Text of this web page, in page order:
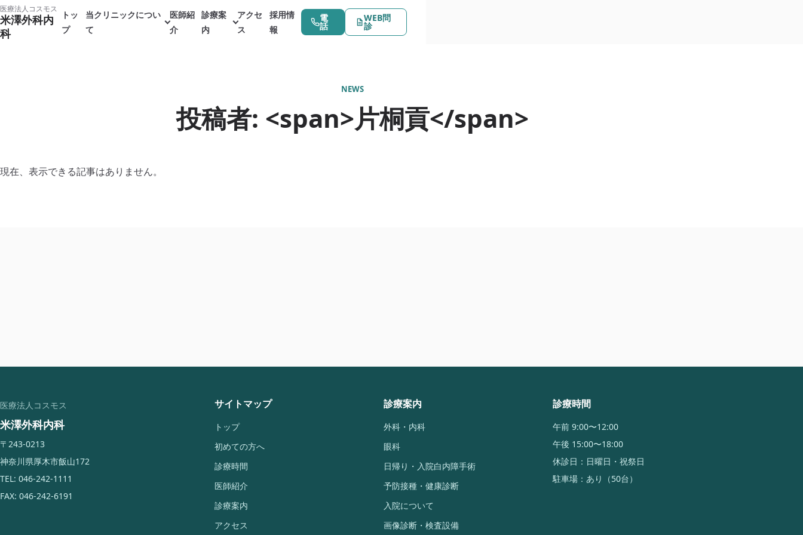
本
文
へ
医療法人コスモス
米澤外科内
科
トッ
プ
当クリニックについ
て
医師紹
介
診療案
内
アクセ
ス
採用情
報
電
話
WEB問
診
NEWS
投稿者: <span>片桐貢</span>
現在、表示できる記事はありません。
医療法人コスモス
米澤外科内科
〒243-0213
神奈川県厚木市飯山172
TEL: 046-242-1111
FAX: 046-242-6191
サイトマップ
トップ
初めての方へ
診療時間
医師紹介
診療案内
アクセス
診療案内
外科・内科
眼科
日帰り・入院白内障手術
予防接種・健康診断
入院について
画像診断・検査設備
診療時間
午前 9:00〜12:00
午後 15:00〜18:00
休診日：日曜日・祝祭日
駐車場：あり（50台）